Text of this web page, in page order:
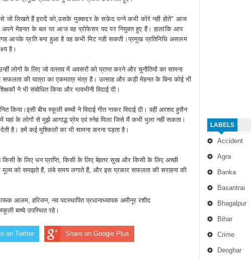
LABELS
Accident
Agra
Banka
Basantrai
Bhagalpur
Bihar
Crime
Deoghar
जो लिखते हैं इरादें को,उसके मुक्कद्दर के सफ़ेद पन्ने कभी कोरे नही होते" आज
अपने मेहनत के बल पर आज वह प्रोफेसर पद पर नियुक्त हुए हैं। हालांकि आप
आपके प्रति बना हुआ है वह कभी मिट नही सकती।प्रमुख प्रतिनिधि असलम
है।
लोगों के लिए जो वास्तव में अवसरों को प्राप्त करने और चुनौतियों का सामना
की यात्रा का एकमात्र मंत्र हैं। उत्साह और कड़ी मेहनत के बिना कोई भी
ने भी संबोधित किया और भावभीनी विदाई दी।
किया।इसी बीच स्कूली बच्चों ने विदाई गीत गाकर विदाई दी। वहीं अरशद हुसैन
में यहां के लोगों से मुझे आगाद्ध प्रेम एवं स्नेह मिला जिसे मैं कभी भुला नहीं सकता।
है। हमें कई मुश्किलों का भी सामना करना पड़ता है।
किसी के लिए धन प्राप्ति, किसी के लिए बेहतर सुख और किसी के लिए अच्छी
मूल्य को समझते हैं, लंबे समय लगाते हैं, और इस प्रकार सफलता की सराहना की
आलम, हरिजन, नव पदस्थापित प्रधानाध्यापक अमीनूर रशीद
बच्चे उपस्थित रहे।
on Twitter Share on Google Plus